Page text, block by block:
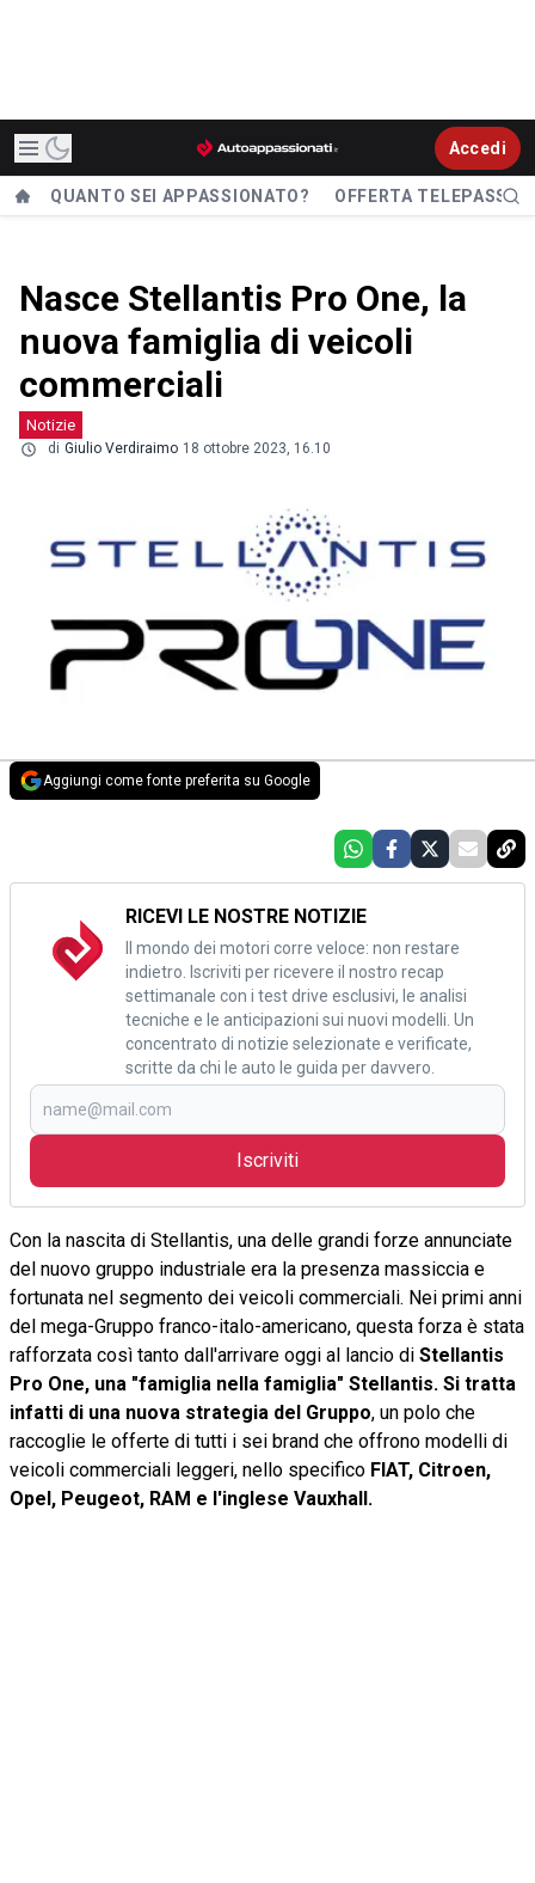
Accedi
QUANTO SEI APPASSIONATO? OFFERTA TELEPASS
Nasce Stellantis Pro One, la
nuova famiglia di veicoli
commerciali
Notizie
di Giulio Verdiraimo 18 ottobre 2023, 16.10
Aggiungi come fonte preferita su Google
RICEVI LE NOSTRE NOTIZIE
Il mondo dei motori corre veloce: non restare
indietro. Iscriviti per ricevere il nostro recap
settimanale con i test drive esclusivi, le analisi
tecniche e le anticipazioni sui nuovi modelli. Un
concentrato di notizie selezionate e verificate,
scritte da chi le auto le guida per davvero.
Iscriviti
Con la nascita di Stellantis, una delle grandi forze annunciate
del nuovo gruppo industriale era la presenza massiccia e
fortunata nel segmento dei veicoli commerciali. Nei primi anni
del mega-Gruppo franco-italo-americano, questa forza è stata
rafforzata così tanto dall'arrivare oggi al lancio di Stellantis
Pro One, una "famiglia nella famiglia" Stellantis. Si tratta
infatti di una nuova strategia del Gruppo, un polo che
raccoglie le offerte di tutti i sei brand che offrono modelli di
veicoli commerciali leggeri, nello specifico FIAT, Citroen,
Opel, Peugeot, RAM e l'inglese Vauxhall.